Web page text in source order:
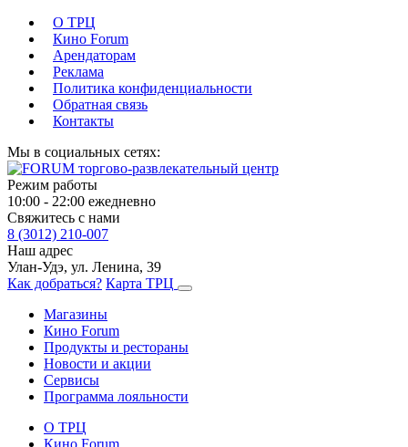
О ТРЦ
Кино Forum
Арендаторам
Реклама
Политика конфиденциальности
Обратная связь
Контакты
Мы в социальных сетях:
Режим работы
10:00 - 22:00 ежедневно
Свяжитесь с нами
8 (3012) 210-007
Наш адрес
Улан-Удэ, ул. Ленина, 39
Как добраться? Карта ТРЦ
Магазины
Кино Forum
Продукты и рестораны
Новости и акции
Сервисы
Программа лояльности
О ТРЦ
Кино Forum